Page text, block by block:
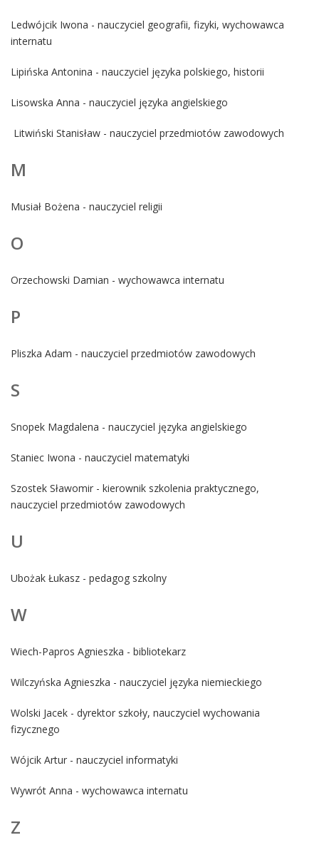
Ledwójcik Iwona - nauczyciel geografii, fizyki, wychowawca
internatu
Lipińska Antonina - nauczyciel języka polskiego, historii
Lisowska Anna - nauczyciel języka angielskiego
Litwiński Stanisław - nauczyciel przedmiotów zawodowych
M
Musiał Bożena - nauczyciel religii
O
Orzechowski Damian - wychowawca internatu
P
Pliszka Adam - nauczyciel przedmiotów zawodowych
S
Snopek Magdalena - nauczyciel języka angielskiego
Staniec Iwona - nauczyciel matematyki
Szostek Sławomir - kierownik szkolenia praktycznego,
nauczyciel przedmiotów zawodowych
U
Ubożak Łukasz - pedagog szkolny
W
Wiech-Papros Agnieszka - bibliotekarz
Wilczyńska Agnieszka - nauczyciel języka niemieckiego
Wolski Jacek - dyrektor szkoły, nauczyciel wychowania
fizycznego
Wójcik Artur - nauczyciel informatyki
Wywrót Anna - wychowawca internatu
Z